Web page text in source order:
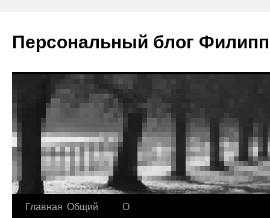
Персональный блог
Перейти
Главная Общий
О